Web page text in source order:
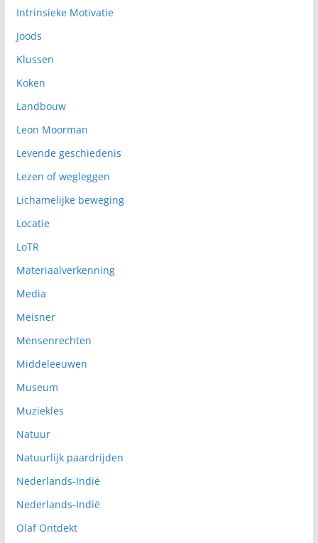
Intrinsieke Motivatie
Joods
Klussen
Koken
Landbouw
Leon Moorman
Levende geschiedenis
Lezen of wegleggen
Lichamelijke beweging
Locatie
LoTR
Materiaalverkenning
Media
Meisner
Mensenrechten
Middeleeuwen
Museum
Muziekles
Natuur
Natuurlijk paardrijden
Nederlands-Indië
Nederlands-Indië
Olaf Ontdekt